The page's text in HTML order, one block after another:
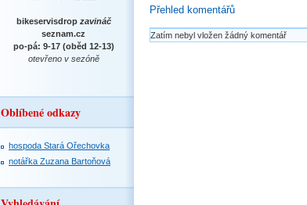
Přehled komentářů
Zatím nebyl vložen žádný komentář
bikeservisdrop zavináč
seznam.cz
po-pá: 9-17 (oběd 12-13)
otevřeno v sezóně
Oblíbené odkazy
hospoda Stará Ořechovka
notářka Zuzana Bartoňová